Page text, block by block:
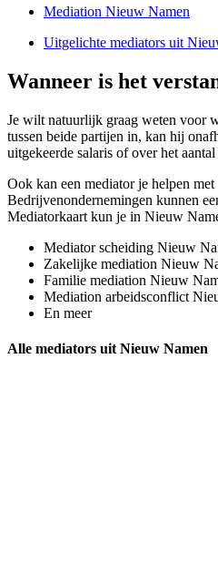
Mediation Nieuw Namen
Uitgelichte mediators uit
Wanneer is het
Je wilt natuurlijk graag weten voor
tussen beide partijen in, kan hij
uitgekeerde salaris of over het
Ook kan een mediator je helpen
Bedrijvenondernemingen kunnen
Mediatorkaart kun je in Nieuw
Mediator scheiding Nieuw
Zakelijke mediation Nieuw
Familie mediation Nieuw
Mediation arbeidsconflict
En meer
Alle mediators uit Nieuw Namen